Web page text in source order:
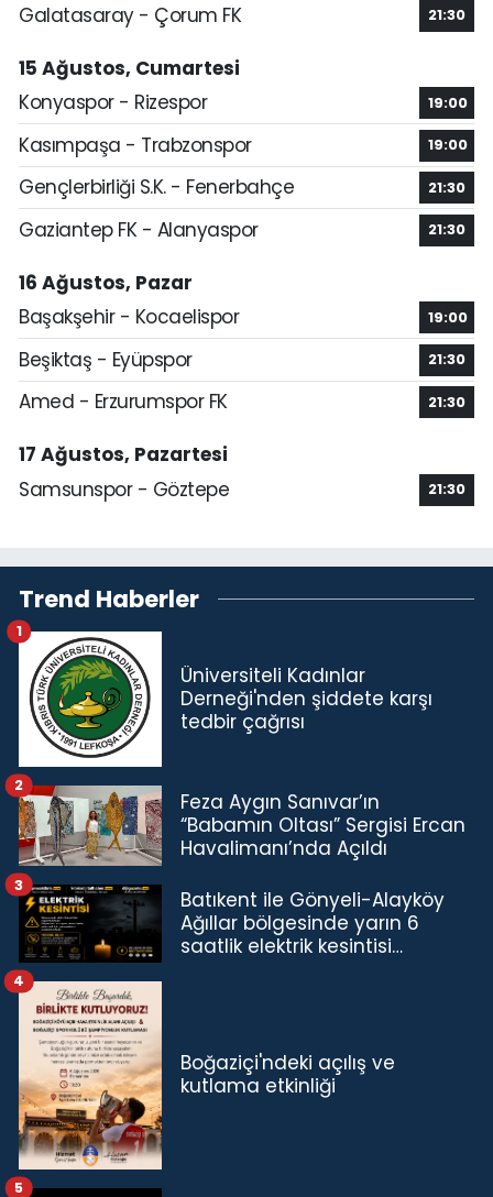
Galatasaray - Çorum FK 21:30
15 Ağustos, Cumartesi
Konyaspor - Rizespor
19:00
Kasımpaşa - Trabzonspor 19:00
Gençlerbirliği S.K. - Fenerbahçe 21:30
Gaziantep FK - Alanyaspor 21:30
16 Ağustos, Pazar
Başakşehir - Kocaelispor
19:00
Beşiktaş - Eyüpspor 21:30
Amed - Erzurumspor FK 21:30
17 Ağustos, Pazartesi
Samsunspor - Göztepe
21:30
Trend Haberler
Üniversiteli Kadınlar
Derneği'nden şiddete karşı
tedbir çağrısı
1
Feza Aygın Sanıvar’ın
“Babamın Oltası” Sergisi Ercan
Havalimanı’nda Açıldı
2
Batıkent ile Gönyeli-Alayköy
Ağıllar bölgesinde yarın 6
saatlik elektrik kesintisi…
3
Boğaziçi'ndeki açılış ve
kutlama etkinliği
4
5